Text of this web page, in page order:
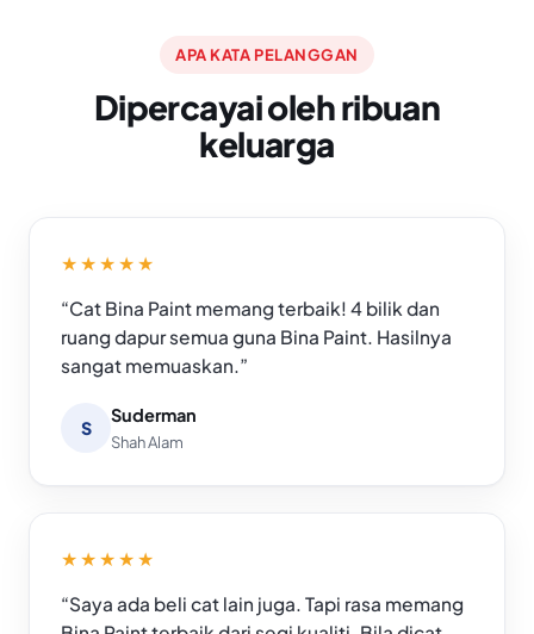
APA KATA PELANGGAN
Dipercayai oleh ribuan
keluarga
★★★★★
“Cat Bina Paint memang terbaik! 4 bilik dan
ruang dapur semua guna Bina Paint. Hasilnya
sangat memuaskan.”
S
Suderman
Shah Alam
★★★★★
“Saya ada beli cat lain juga. Tapi rasa memang